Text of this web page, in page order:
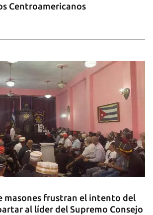
Centroamericanos
cubano Félix Morales
productos
masones frustran el intento del
al líder del Supremo Consejo